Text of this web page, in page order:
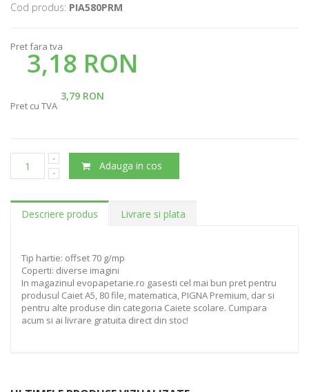
Cod produs: PIA580PRM
Pret fara tva
3,18 RON
3,79 RON
Pret cu TVA
Adauga in cos
Descriere produs Livrare si plata
Tip hartie: offset 70 g/mp
Coperti: diverse imagini
In magazinul evopapetarie.ro gasesti cel mai bun pret pentru
produsul Caiet A5, 80 file, matematica, PIGNA Premium, dar si
pentru alte produse din categoria Caiete scolare. Cumpara
acum si ai livrare gratuita direct din stoc!